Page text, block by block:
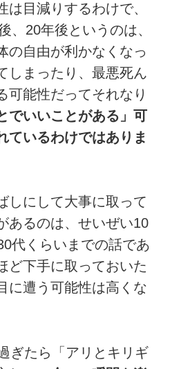
は目減りするわけで、
、20年後というのは、
の自由が利かなくなっ
しまったり、最悪死ん
可能性だってそれなり
でいいことがある」可
ているわけではありま
しにして大事に取って
あるのは、せいぜい10
代くらいまでの話であ
ど下手に取っておいた
に遭う可能性は高くな
ぎたら「アリとキリギ